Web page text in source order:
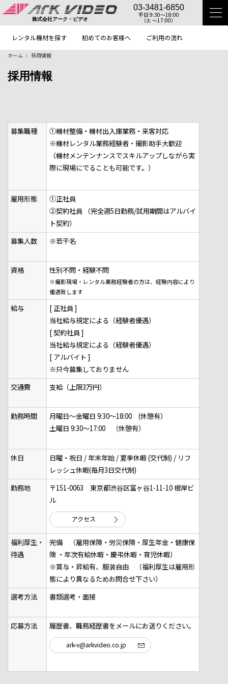
株式会社アーク・ビデオ
03-3481-6850
平日 9:30〜18:00
（土 〜17:00）
レンタル機材を探す 初めてのお客様へ ご利用の流れ
ホーム 採用情報
採用情報
募集職種 ①機材整備・機材出入庫業務・来客対応
※機材レンタル業務経験者・撮影助手大歓迎
（機材メンテンナンスでスキルアップしながら実
際に現場にでることも可能です。）
雇用形態
①正社員
②契約社員 （完全週5日勤務/試用期間はアルバイ
ト契約）
募集人数
※若干名
資格 性別不問・経験不問
※撮影現場・レンタル業務経験者の方は、経験内容により
優遇致します
給与
[ 正社員 ]
当社給与規定による（経験者優遇）
[ 契約社員 ]
当社給与規定による（経験者優遇）
[ アルバイト ]
※只今募集しておりません
交通費
支給（上限3万円）
勤務時間
月曜日～金曜日 9:30～18:00 (休憩有）
土曜日 9:30～17:00 （休憩有）
休日
日曜・祝日 / 年末年始 / 夏季休暇 (交代制) / リフ
レッシュ休暇(毎月3日交代制)
勤務地
〒151-0063 東京都渋谷区富ヶ谷1-11-10 根岸ビ
ル
アクセス
福利厚生・
待遇
完備 （雇用保険・労災保険・厚生年金・健康保
険 ・年次有給休暇・慶弔休暇・育児休暇）
※賞与・昇給有、服装自由 （福利厚生は雇用形
態により異なるためお問合せ下さい）
選考方法
書類選考・面接
応募方法 履歴書、職務経歴書をメールにお送りください。
ark-v@arkvideo.co.jp